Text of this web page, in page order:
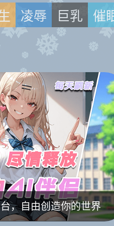
凌辱 巨乳
催
，自由创造你的世界